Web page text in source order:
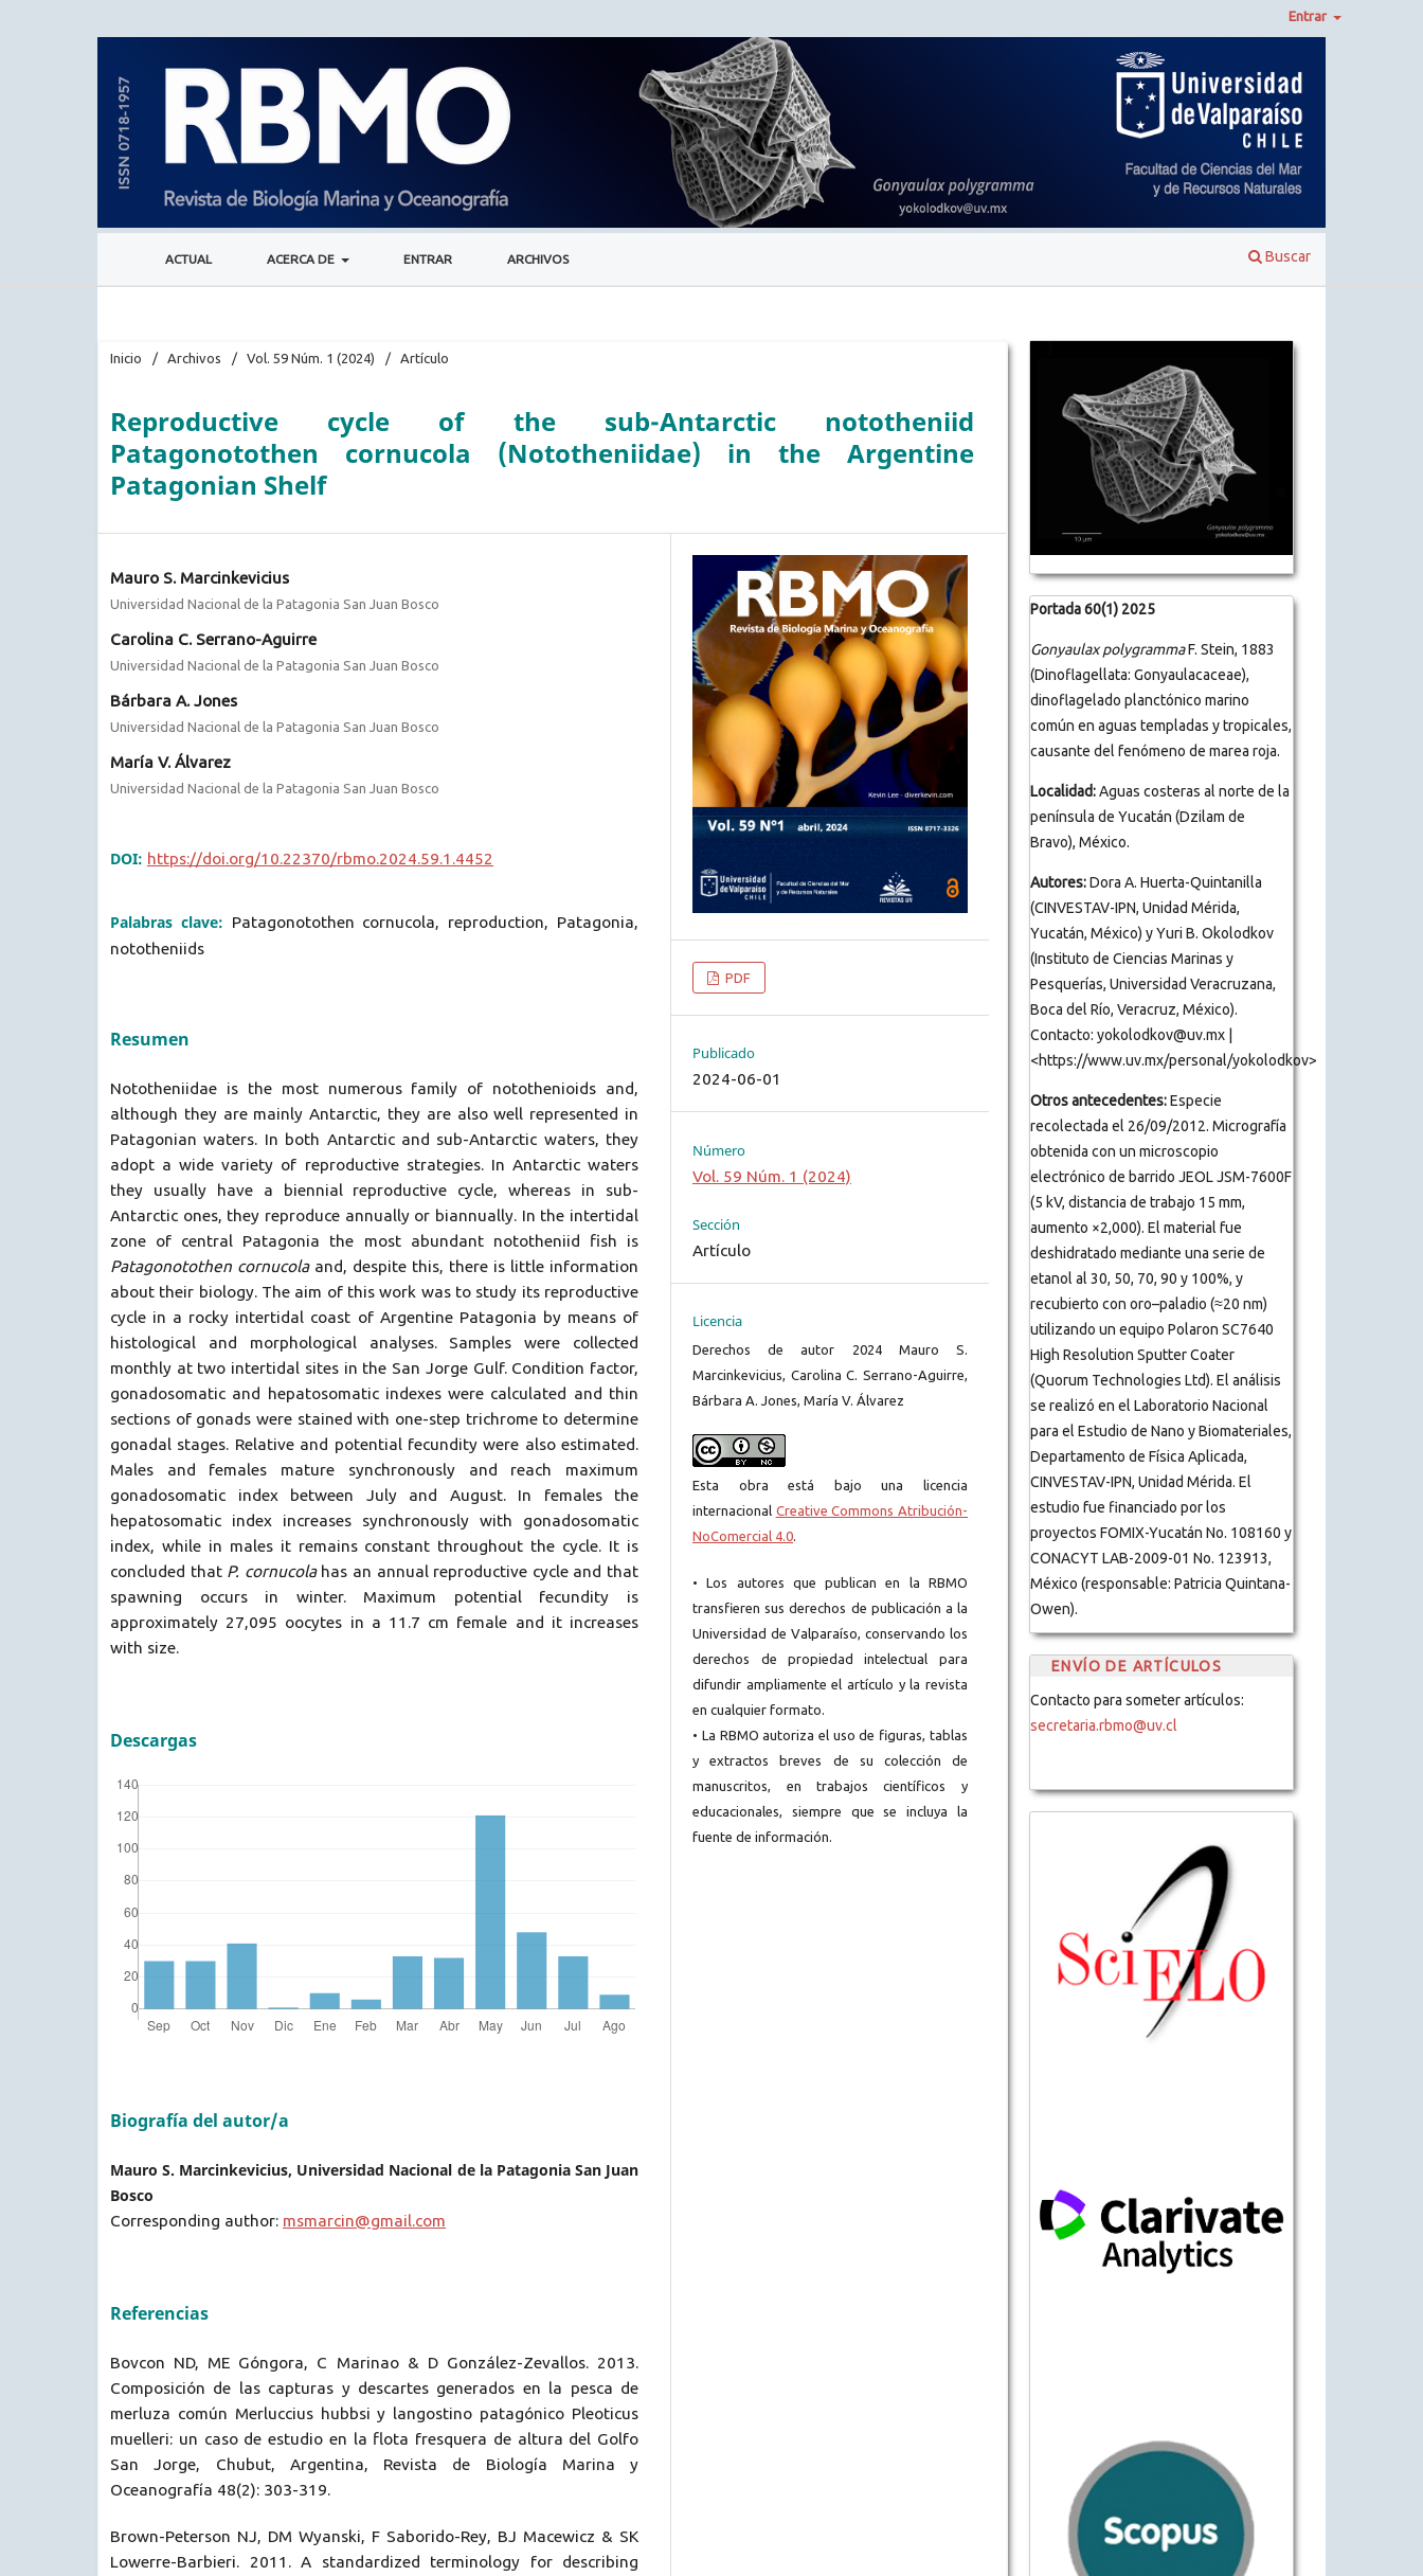
ACTUAL ACERCA DE ENTRAR ARCHIVOS Buscar
Entrar
Inicio / Archivos / Vol. 59 Núm. 1 (2024) / Artículo
Reproductive cycle of the sub-Antarctic nototheniid
Patagonotothen cornucola (Nototheniidae) in the Argentine
Patagonian Shelf
Mauro S. Marcinkevicius
Universidad Nacional de la Patagonia San Juan Bosco
Carolina C. Serrano-Aguirre
Universidad Nacional de la Patagonia San Juan Bosco
Bárbara A. Jones
Universidad Nacional de la Patagonia San Juan Bosco
María V. Álvarez
Universidad Nacional de la Patagonia San Juan Bosco
DOI: https://doi.org/10.22370/rbmo.2024.59.1.4452
Palabras clave: Patagonotothen cornucola, reproduction, Patagonia,
nototheniids
Resumen
Nototheniidae is the most numerous family of notothenioids and,
although they are mainly Antarctic, they are also well represented in
Patagonian waters. In both Antarctic and sub-Antarctic waters, they
adopt a wide variety of reproductive strategies. In Antarctic waters
they usually have a biennial reproductive cycle, whereas in sub-
Antarctic ones, they reproduce annually or biannually. In the intertidal
zone of central Patagonia the most abundant nototheniid fish is
Patagonotothen cornucolaand, despite this, there is little information
about their biology. The aim of this work was to study its reproductive
cycle in a rocky intertidal coast of Argentine Patagonia by means of
histological and morphological analyses. Samples were collected
monthly at two intertidal sites in the San Jorge Gulf. Condition factor,
gonadosomatic and hepatosomatic indexes were calculated and thin
sections of gonads were stained with one-step trichrome to determine
gonadal stages. Relative and potential fecundity were also estimated.
Males and females mature synchronously and reach maximum
gonadosomatic index between July and August. In females the
hepatosomatic index increases synchronously with gonadosomatic
index, while in males it remains constant throughout the cycle. It is
concluded that P. cornucolahas an annual reproductive cycle and that
spawning occurs in winter. Maximum potential fecundity is
approximately 27,095 oocytes in a 11.7 cm female and it increases
with size.
Descargas
Biografía del autor/a
Mauro S. Marcinkevicius, Universidad Nacional de la Patagonia San Juan
Bosco
Corresponding author: msmarcin@gmail.com
Referencias
Bovcon ND, ME Góngora, C Marinao & D González-Zevallos. 2013.
Composición de las capturas y descartes generados en la pesca de
merluza común Merluccius hubbsi y langostino patagónico Pleoticus
muelleri: un caso de estudio en la flota fresquera de altura del Golfo
San Jorge, Chubut, Argentina, Revista de Biología Marina y
Oceanografía 48(2): 303-319.
Brown-Peterson NJ, DM Wyanski, F Saborido-Rey, BJ Macewicz & SK
Lowerre-Barbieri. 2011. A standardized terminology for describing
PDF
Publicado
2024-06-01
Número
Vol. 59 Núm. 1 (2024)
Sección
Artículo
Licencia
Derechos de autor 2024 Mauro S.
Marcinkevicius, Carolina C. Serrano-Aguirre,
Bárbara A. Jones, María V. Álvarez
Esta obra está bajo una licencia
internacional Creative Commons Atribución-
NoComercial 4.0
• Los autores que publican en la RBMO
transfieren sus derechos de publicación a la
Universidad de Valparaíso, conservando los
derechos de propiedad intelectual para
difundir ampliamente el artículo y la revista
en cualquier formato.
• La RBMO autoriza el uso de figuras, tablas
y extractos breves de su colección de
manuscritos, en trabajos científicos y
educacionales, siempre que se incluya la
fuente de información.
Portada 60(1) 2025
Gonyaulax polygrammaF. Stein, 1883
(Dinoflagellata: Gonyaulacaceae),
dinoflagelado planctónico marino
común en aguas templadas y tropicales,
causante del fenómeno de marea roja.
Localidad:Aguas costeras al norte de la
península de Yucatán (Dzilam de
Bravo), México.
Autores:Dora A. Huerta-Quintanilla
(CINVESTAV-IPN, Unidad Mérida,
Yucatán, México) y Yuri B. Okolodkov
(Instituto de Ciencias Marinas y
Pesquerías, Universidad Veracruzana,
Boca del Río, Veracruz, México).
Contacto: yokolodkov@uv.mx |
<https://www.uv.mx/personal/yokolodkov>
Otros antecedentes:Especie
recolectada el 26/09/2012. Micrografía
obtenida con un microscopio
electrónico de barrido JEOL JSM-7600F
(5 kV, distancia de trabajo 15 mm,
aumento ×2,000). El material fue
deshidratado mediante una serie de
etanol al 30, 50, 70, 90 y 100%, y
recubierto con oro–paladio (≈20 nm)
utilizando un equipo Polaron SC7640
High Resolution Sputter Coater
(Quorum Technologies Ltd). El análisis
se realizó en el Laboratorio Nacional
para el Estudio de Nano y Biomateriales,
Departamento de Física Aplicada,
CINVESTAV-IPN, Unidad Mérida. El
estudio fue financiado por los
proyectos FOMIX-Yucatán No. 108160 y
CONACYT LAB-2009-01 No. 123913,
México (responsable: Patricia Quintana-
Owen).
ENVÍO DE ARTÍCULOS
Contacto para someter artículos:
secretaria.rbmo@uv.cl